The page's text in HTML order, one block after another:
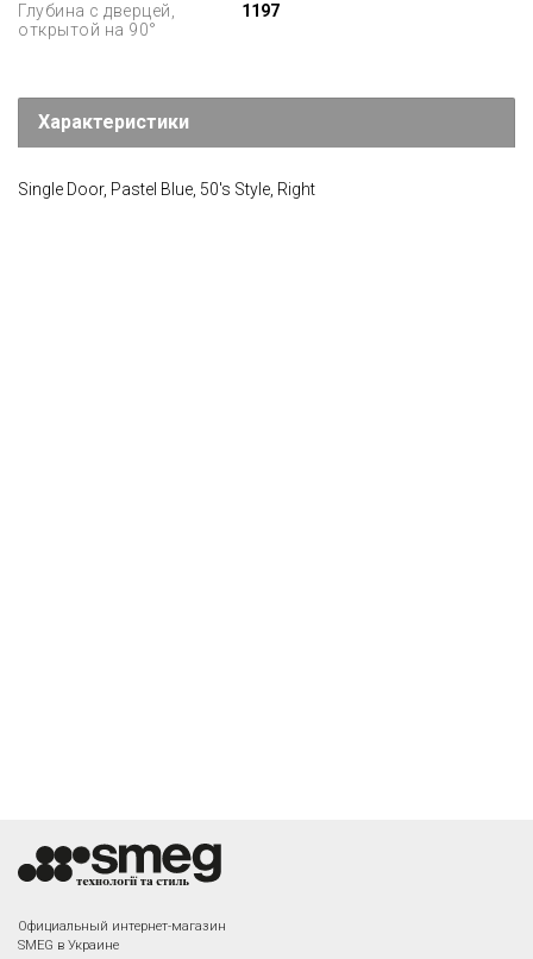
Глубина с дверцей,
открытой на 90°
1197
Характеристики
Single Door, Pastel Blue, 50's Style, Right
Официальный интернет-магазин
SMEG в Украине